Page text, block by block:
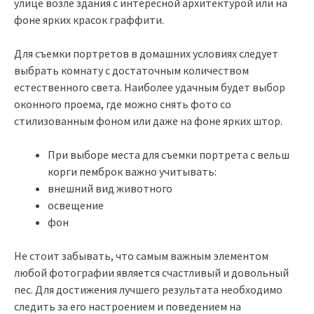
фоне ярких красок граффити.
Для съемки портретов в домашних условиях следует
выбрать комнату с достаточным количеством
естественного света. Наиболее удачным будет выбор
оконного проема, где можно снять фото со
стилизованным фоном или даже на фоне ярких штор.
При выборе места для съемки портрета с вельш
корги пемброк важно учитывать:
внешний вид животного
освещение
фон
Не стоит забывать, что самым важным элементом
любой фотографии является счастливый и довольный
пес. Для достижения лучшего результата необходимо
следить за его настроением и поведением на